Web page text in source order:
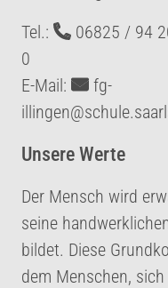
‏Tel.:
06825 / 94
0
‏E-Mail:
fg-
Unsere Werte
Der Mensch wird
seine
bildet. Diese
dem Menschen,